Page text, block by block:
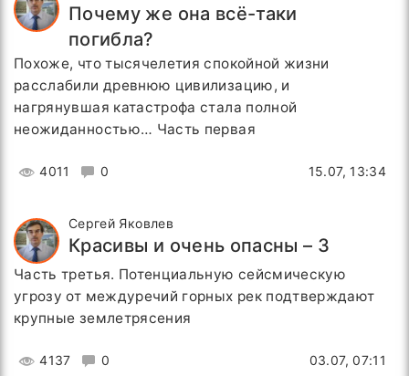
Почему же она всё-таки
погибла?
Похоже, что тысячелетия спокойной жизни
расслабили древнюю цивилизацию, и
нагрянувшая катастрофа стала полной
неожиданностью… Часть первая
4011 0 15.07, 13:34
Сергей Яковлев
Красивы и очень опасны – 3
Часть третья. Потенциальную сейсмическую
угрозу от междуречий горных рек подтверждают
крупные землетрясения
4137 0 03.07, 07:11